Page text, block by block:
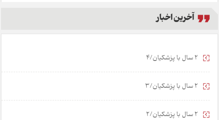
آخرین اخبار